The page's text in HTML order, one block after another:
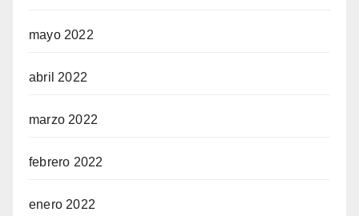
mayo 2022
abril 2022
marzo 2022
febrero 2022
enero 2022